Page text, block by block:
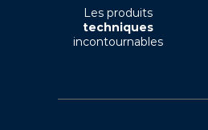
Les produits
techniques
incontournables